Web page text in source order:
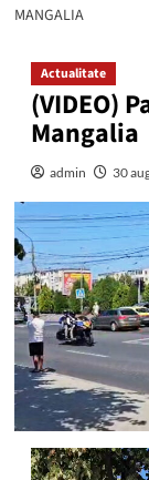
MANGALIA
Actualitate
(VIDEO)
Mangalia
admin 30
Player